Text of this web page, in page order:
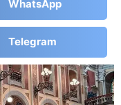
WhatsApp
Telegram